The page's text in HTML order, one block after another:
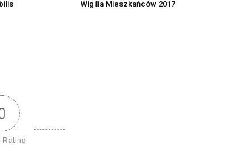
Wigilia Mieszkańców 2017
Rating